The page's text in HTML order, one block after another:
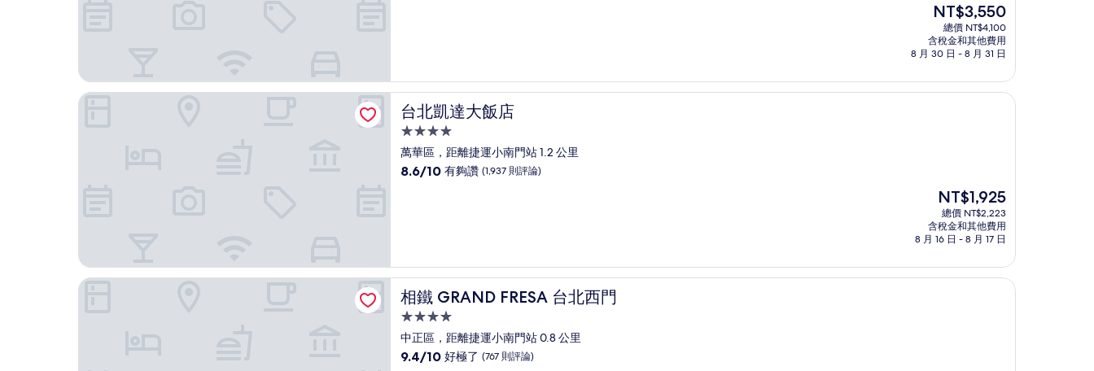
極
了，
(1,930
則
評
論)
現
價
格
NT$3,550
NT$3,550
總價 NT$4,100
含稅金和其他費用
8 月 30 日 - 8 月 31 日
台北凱達大飯店
台北凱達大飯店
4.0
星
級
萬華區，距離捷運小南門站 1.2 公里
8.6
夠
讚，
(1,937
則
評
論)
8.6/10 有夠讚 (1,937 則評論)
現
在
價
格
NT$1,925
NT$1,925
總價 NT$2,223
含稅金和其他費用
8 月 16 日 - 8 月 17 日
台北凱達大飯店
相鐵 GRAND FRESA 台北西門
相鐵 GRAND FRESA 台北西門
4.0
星
級
中正區，距離捷運小南門站 0.8 公里
9.4
9.4/10 好極了 (767 則評論)
相鐵 GRAND FRESA 台北西門